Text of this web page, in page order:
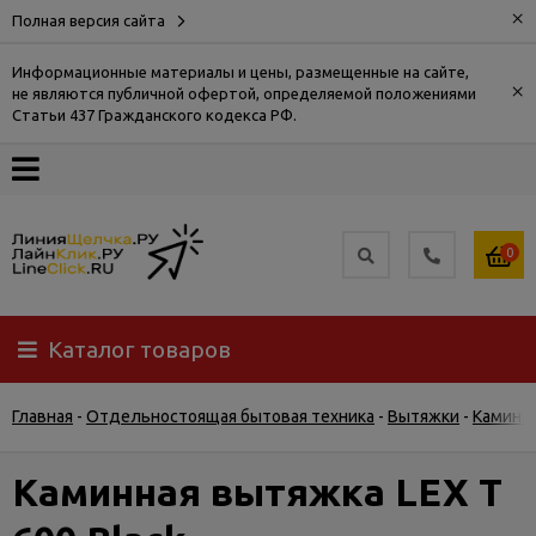
Полная версия сайта ×
Информационные материалы и цены, размещенные на сайте,
не являются публичной офертой, определяемой положениями
Статьи 437 Гражданского кодекса РФ.
×
О
Доставка
Самовывоз
Гарантия
0
Каталог товаров
Главная - Отдельностоящая бытовая техника - Вытяжки -
Каминная вытяжка LEX T